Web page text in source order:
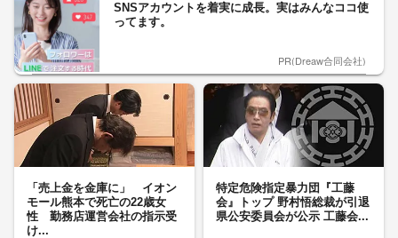
SNSアカウントを着実に成長。実はみんなココ使
ってます。
PR(Dreaw合同会社)
「売上金を金庫に」 イオン
モール熊本で死亡の22歳女
性 勤務店運営会社の指示受
け...
特定危険指定暴力団『工藤
会』トップ 野村悟総裁が引退
県公安委員会が公示 工藤会...